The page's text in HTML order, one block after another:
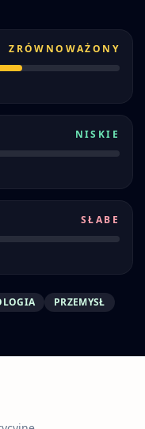
ZRÓWNOWAŻONY
NISKIE
SŁABE
PRZEMYSŁ